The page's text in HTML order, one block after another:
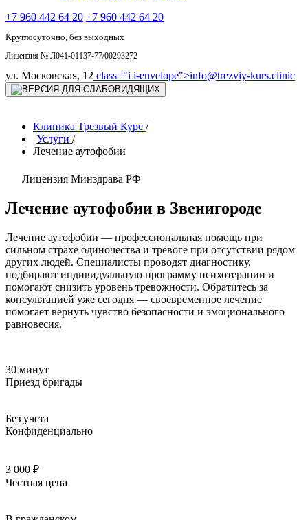
+7 960 442 64 20 +7 960 442 64 20
Круглосуточно, без выходных
Лицензия № Л041-01137-77/00293272
ул. Московская, 12 class="i i-envelope">info@trezviy-kurs.clinic
Клиника Трезвый Курс /
Услуги /
Лечение аутофобии
Лицензия Минздрава РФ
Лечение аутофобии в Звенигороде
Лечение аутофобии — профессиональная помощь при
сильном страхе одиночества и тревоге при отсутствии рядом
других людей. Специалисты проводят диагностику,
подбирают индивидуальную программу психотерапии и
помогают снизить уровень тревожности. Обратитесь за
консультацией уже сегодня — своевременное лечение
помогает вернуть чувство безопасности и эмоционального
равновесия.
30 минут
Приезд бригады
Без учета
Конфиденциально
3 000 ₽
Честная цена